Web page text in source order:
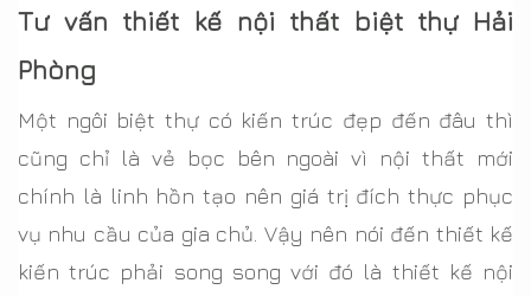
Tư vấn thiết kế nội thất biệt thự Hải
Phòng
Một ngôi biệt thự có kiến trúc đẹp đến đâu thì
cũng chỉ là vẻ bọc bên ngoài vì nội thất mới
chính là linh hồn tạo nên giá trị đích thực phục
vụ nhu cầu của gia chủ. Vậy nên nói đến thiết kế
kiến trúc phải song song với đó là thiết kế nội